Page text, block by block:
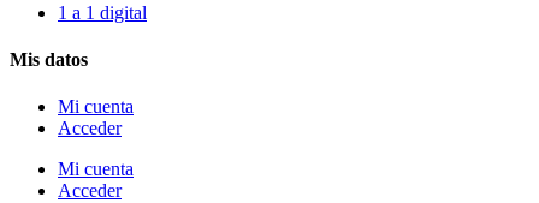
1 a 1 digital
Mis datos
Mi cuenta
Acceder
Mi cuenta
Acceder